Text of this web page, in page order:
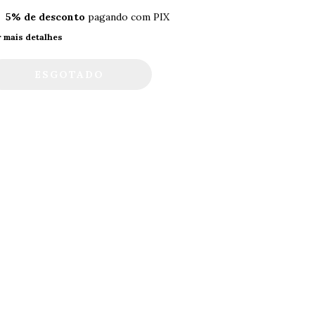
5% de desconto pagando com PIX
mais detalhes